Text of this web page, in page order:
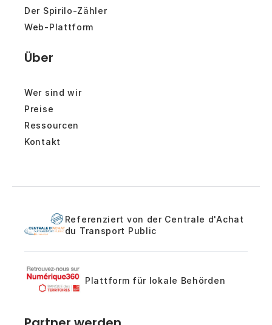
Der Spirilo-Zähler
Web-Plattform
Über
Wer sind wir
Preise
Ressourcen
Kontakt
Referenziert von der Centrale d'Achat
du Transport Public
Plattform für lokale Behörden